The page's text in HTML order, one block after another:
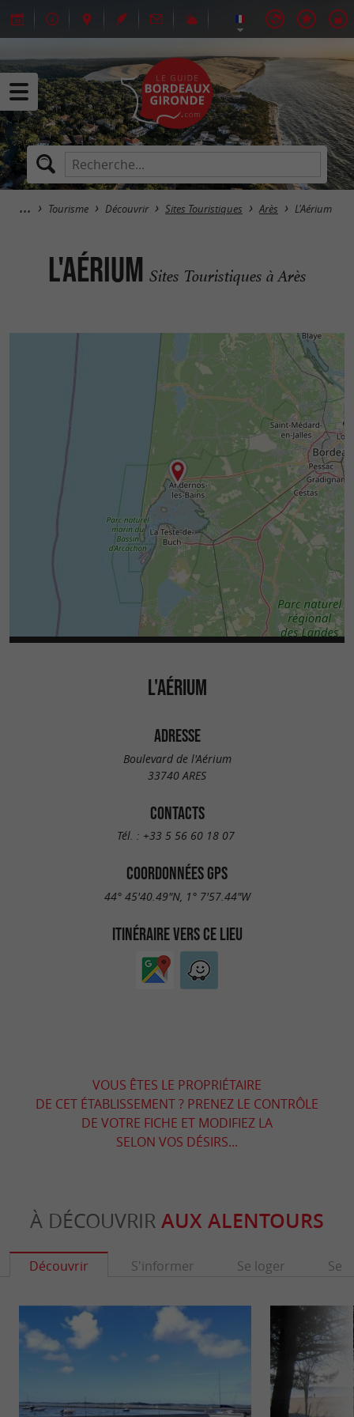
Tourisme Découvrir Sites Touristiques Arès L'Aérium
L'Aérium Sites Touristiques à Arès
L'AÉRIUM
ADRESSE
Boulevard de l'Aérium
33740 ARES
CONTACTS
Tél. : +33 5 56 60 18 07
COORDONNÉES GPS
44° 45'40.49"N, 1° 7'57.44"W
ITINÉRAIRE VERS CE LIEU
VOUS ÊTES LE PROPRIÉTAIRE
DE CET ÉTABLISSEMENT ? PRENEZ LE CONTRÔLE
DE VOTRE FICHE ET MODIFIEZ LA
SELON VOS DÉSIRS...
À DÉCOUVRIR AUX ALENTOURS
Découvrir S'informer Se loger Se